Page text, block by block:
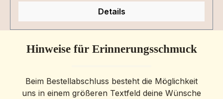
Details
Hinweise für Erinnerungsschmuck
Beim Bestellabschluss besteht die Möglichkeit
uns in einem größeren Textfeld deine Wünsche